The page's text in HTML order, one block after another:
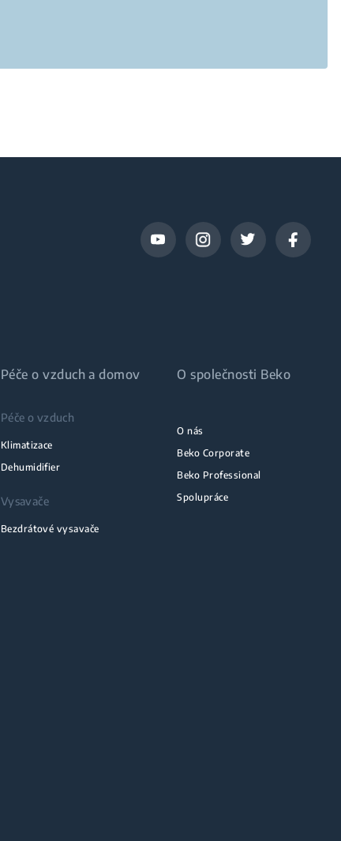
Péče o vzduch a domov
Péče o vzduch
Klimatizace
Dehumidifier
Vysavače
Bezdrátové vysavače
O společnosti Beko
O nás
Beko Corporate
Beko Professional
Spolupráce